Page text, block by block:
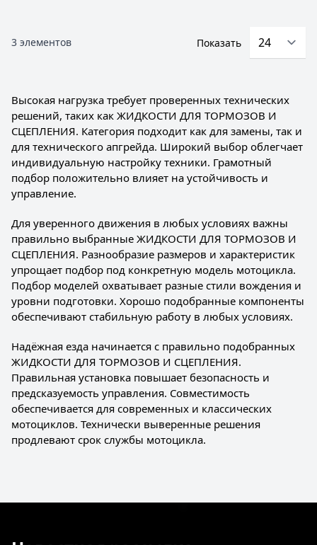
3 элементов Показать
Высокая нагрузка требует проверенных технических
решений, таких как ЖИДКОСТИ ДЛЯ ТОРМОЗОВ И
СЦЕПЛЕНИЯ. Категория подходит как для замены, так и
для технического апгрейда. Широкий выбор облегчает
индивидуальную настройку техники. Грамотный
подбор положительно влияет на устойчивость и
управление.
Для уверенного движения в любых условиях важны
правильно выбранные ЖИДКОСТИ ДЛЯ ТОРМОЗОВ И
СЦЕПЛЕНИЯ. Разнообразие размеров и характеристик
упрощает подбор под конкретную модель мотоцикла.
Подбор моделей охватывает разные стили вождения и
уровни подготовки. Хорошо подобранные компоненты
обеспечивают стабильную работу в любых условиях.
Надёжная езда начинается с правильно подобранных
ЖИДКОСТИ ДЛЯ ТОРМОЗОВ И СЦЕПЛЕНИЯ.
Правильная установка повышает безопасность и
предсказуемость управления. Совместимость
обеспечивается для современных и классических
мотоциклов. Технически выверенные решения
продлевают срок службы мотоцикла.